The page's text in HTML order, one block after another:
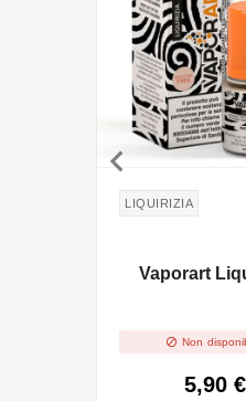
LIQUIRIZIA
Vaporart
 Non
5,90 €
